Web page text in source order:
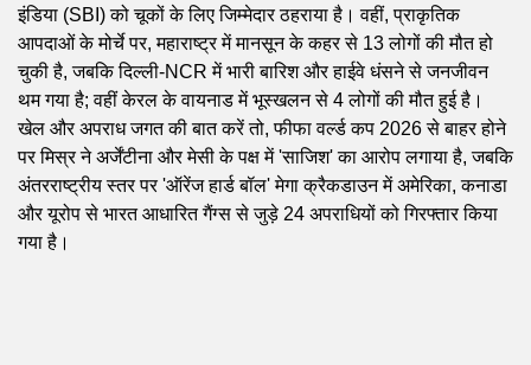
इंडिया (SBI) को चूकों के लिए जिम्मेदार ठहराया है। वहीं, प्राकृतिक
आपदाओं के मोर्चे पर, महाराष्ट्र में मानसून के कहर से 13 लोगों की मौत हो
चुकी है, जबकि दिल्ली-NCR में भारी बारिश और हाईवे धंसने से जनजीवन
थम गया है; वहीं केरल के वायनाड में भूस्खलन से 4 लोगों की मौत हुई है।
खेल और अपराध जगत की बात करें तो, फीफा वर्ल्ड कप 2026 से बाहर होने
पर मिस्र ने अर्जेंटीना और मेसी के पक्ष में 'साजिश' का आरोप लगाया है, जबकि
अंतरराष्ट्रीय स्तर पर 'ऑरेंज हार्ड बॉल' मेगा क्रैकडाउन में अमेरिका, कनाडा
और यूरोप से भारत आधारित गैंग्स से जुड़े 24 अपराधियों को गिरफ्तार किया
गया है।